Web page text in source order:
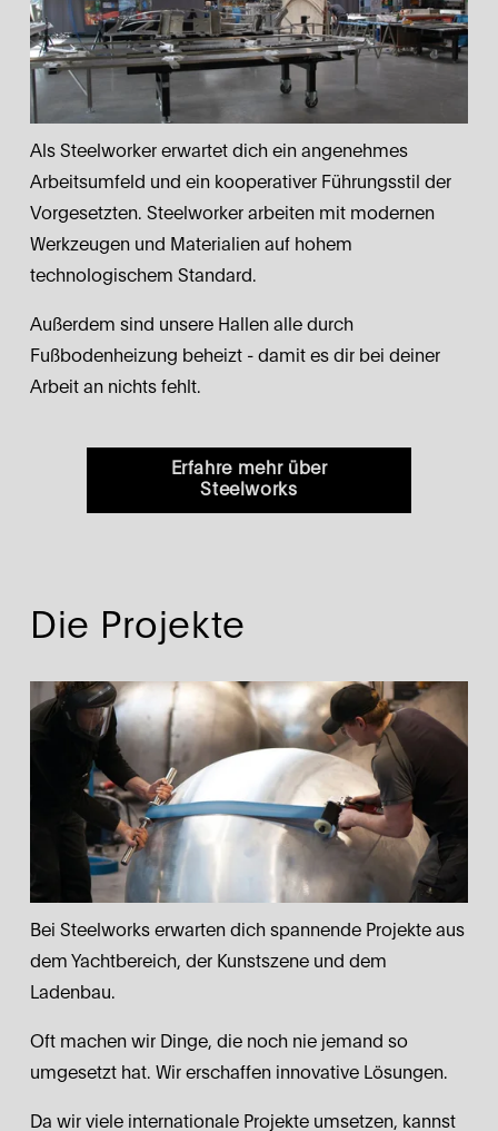
Als Steelworker erwartet dich ein angenehmes
Arbeitsumfeld und ein kooperativer Führungsstil der
Vorgesetzten. Steelworker arbeiten mit modernen
Werkzeugen und Materialien auf hohem
technologischem Standard.
Außerdem sind unsere Hallen alle durch
Fußbodenheizung beheizt - damit es dir bei deiner
Arbeit an nichts fehlt.
Erfahre mehr über
Steelworks
Die Projekte
Bei Steelworks erwarten dich spannende Projekte aus
dem Yachtbereich, der Kunstszene und dem
Ladenbau.
Oft machen wir Dinge, die noch nie jemand so
umgesetzt hat. Wir erschaffen innovative Lösungen.
Da wir viele internationale Projekte umsetzen, kannst